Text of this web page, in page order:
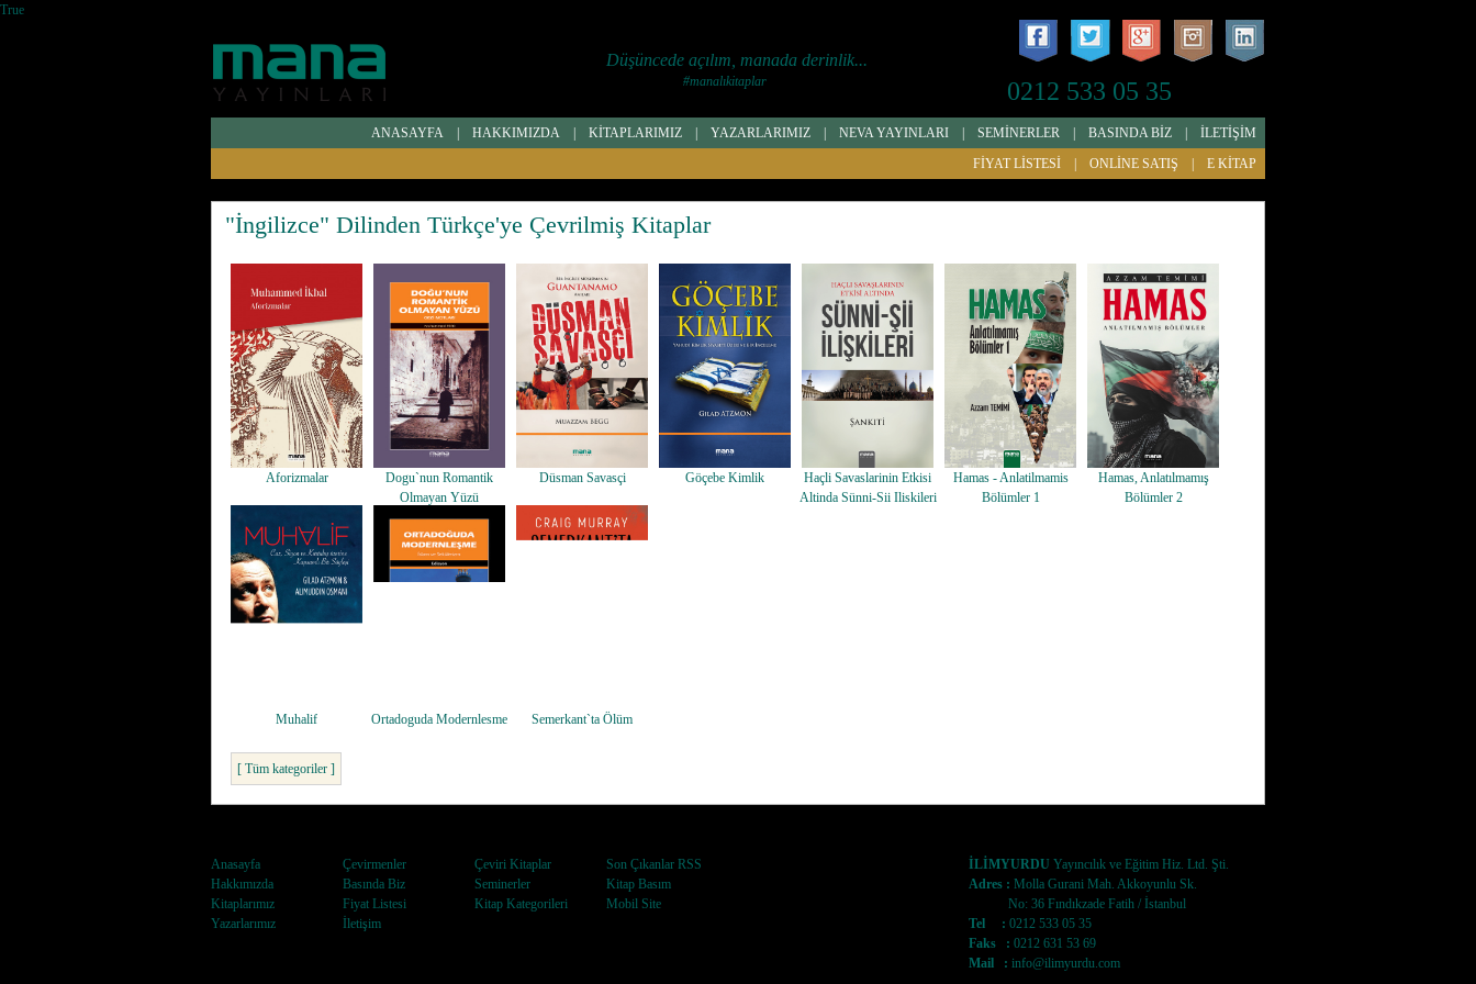
True
Düşüncede açılım, manada derinlik...
#manalıkitaplar 0212 533 05 35
İLETİŞİM
BASINDA BİZ
SEMİNERLER
NEVA YAYINLARI
YAZARLARIMIZ
KİTAPLARIMIZ
HAKKIMIZDA
ANASAYFA
E KİTAP
ONLİNE SATIŞ
FİYAT LİSTESİ
"İngilizce" Dilinden Türkçe'ye Çevrilmiş Kitaplar
Aforizmalar
Dogu`nun Romantik
Olmayan Yüzü
Düsman Savasçi Göçebe Kimlik
Haçli Savaslarinin Etkisi
Altinda Sünni-Sii Iliskileri
Hamas - Anlatilmamis
Bölümler 1
Hamas, Anlatılmamış
Bölümler 2
Muhalif Ortadoguda Modernlesme Semerkant`ta Ölüm
[ Tüm kategoriler ]
Anasayfa
Hakkımızda
Kitaplarımız
Yazarlarımız
Çevirmenler
Basında Biz
Fiyat Listesi
İletişim
Çeviri Kitaplar
Seminerler
Kitap Kategorileri
Son Çıkanlar RSS
Kitap Basım
Mobil Site
İLİMYURDU Yayıncılık ve Eğitim Hiz. Ltd. Şti.
Adres : Molla Gurani Mah. Akkoyunlu Sk.
No: 36 Fındıkzade Fatih / İstanbul
Tel : 0212 533 05 35
Faks : 0212 631 53 69
Mail : info@ilimyurdu.com